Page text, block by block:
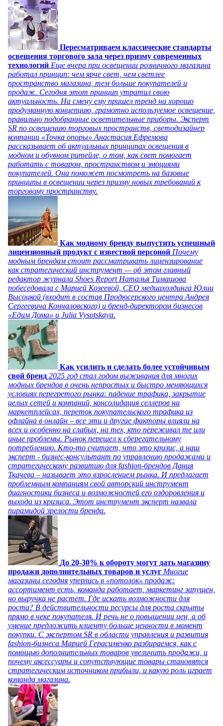
Пересматриваем классические стандарты
освещения торгового зала через призму современных
технологий Еще вчера при освещении розничного магазина
работал принцип: чем ярче свет, чем светлее
пространство магазина, тем больше покупателей и
продаж. Сегодня этот принцип утратил свою
актуальность. На смену ему пришел тренд на хорошо
продуманную концепцию, грамотно используемое освещение,
правильно подобранные осветительные приборы. Эксперт
SR по освещению торговых пространств, светодизайнер
компании «Точка опоры» Анастасия Ефремова
рассказывает об актуальных принципах освещения в
модном и обувном ритейле, о том, как свет помогает
работать с товаром, пространством и эмоциями
покупателей. Она поможет посмотреть на базовые
принципы в освещении через призму новых требований к
торговому пространству.
Как модному бренду выпустить успешный
лицензионный продукт с известной персоной Почему
модным брендам стоит рассматривать лицензирование
как стратегический инструмент — об этом главный
редактор журнала Shoes Report Наталья Тимашова
побеседовала с Марией Козеевой, СЕО медиахолдинга Юлии
Высоцкой (входит в состав Продюсерского центра Андрея
Сергеевича Кончаловского) и бренд-директором бизнесов
«Едим Дома» и Julia Vysotskaya.
Как усилить и сделать более устойчивым
свой бренд 2025 год стал годом выживания для многих
модных брендов в очень непростых и быстро меняющихся
условиях перегретого рынка: падение трафика, закрытие
целых сетей и компаний, консолидация селлеров на
маркетплейсах, переток покупательского трафика из
офлайна в онлайн – все эти и другие факторы влияли на
всех и особенно на слабых, на тех, кто переживал те или
иные проблемы. Рынок перешел к сберегательному
потреблению. Кто-то считает, что это кризис, а наш
эксперт - бизнес-консультант по управлению продажами и
стратегическому развитию для fashion-брендов Дания
Ткачева – называет это взрослением рынка. И предлагает
проблемным компаниям свой авторский инструмент
диагностики бизнеса и возможностей его оздоровления и
выхода из кризиса. Этот инструмент эксперт назвала
пирамидой зрелости бренда.
До 20-30% к обороту могут дать магазину
продажи дополнительных товаров и услуг Многие
магазины сегодня уперлись в «потолок» продаж:
ассортимент есть, команда работает, маркетинг запущен,
но выручка не растет. Где искать возможности для
роста? В действительности ресурсы для роста скрыты
прямо в чеке покупателя. И речь не о повышении цен, а об
умение предложить клиенту больше ценности в момент
покупки. С экспертом SR в области управления и развития
fashion-бизнеса Марией Герасименко разбираемся, как с
помощью дополнительных товаров увеличить продажи, и
почему аксессуары и сопутствующие товары становятся
стратегическим источником прибыли, и какую роль играет
команда магазина.